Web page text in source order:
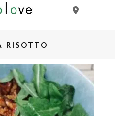
RISOTTO